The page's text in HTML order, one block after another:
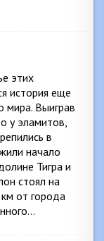
этих
история еще
мира. Выиграв
у эламитов,
в
начало
Тигра и
стоял на
от города